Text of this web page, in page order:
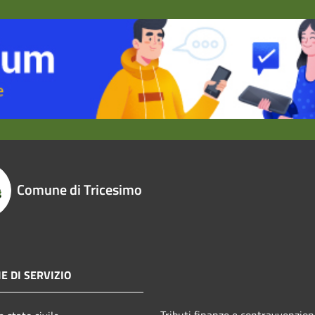
Comune di Tricesimo
DI SERVIZIO